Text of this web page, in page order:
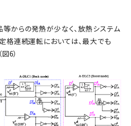
からの発熱が少なく、放熱システム
連続運転においては、最大でも
6）